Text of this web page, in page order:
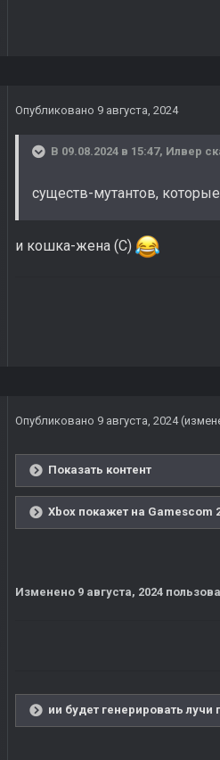
Опубликовано 9 августа, 2024
В 09.08.2024 в 15:47, Илвер
существ-мутантов,
и кошка-жена (С)
Опубликовано 9 августа, 2024
Показать контент
Xbox покажет на Gamescom
Изменено 9 августа, 2024
ии будет генерировать